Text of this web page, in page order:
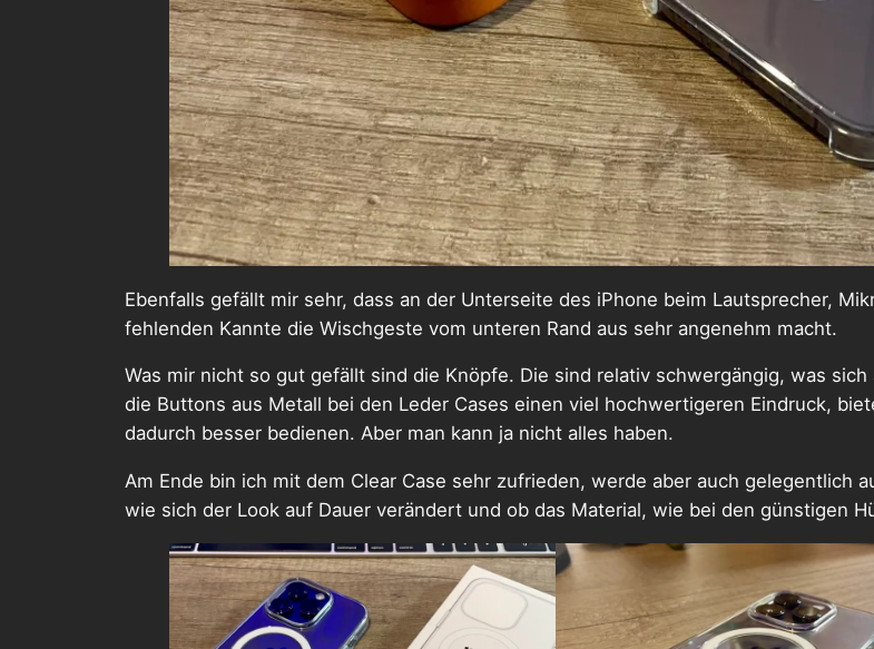
Ebenfalls gefällt mir sehr, dass an der Unterseite des iPhone beim Lautsprecher,
fehlenden Kannte die Wischgeste vom unteren Rand aus sehr angenehm macht.
Was mir nicht so gut gefällt sind die Knöpfe. Die sind relativ schwergängig, was
die Buttons aus Metall bei den Leder Cases einen viel hochwertigeren Eindruck,
dadurch besser bedienen. Aber man kann ja nicht alles haben.
Am Ende bin ich mit dem Clear Case sehr zufrieden, werde aber auch gelegentlich
wie sich der Look auf Dauer verändert und ob das Material, wie bei den günstigen